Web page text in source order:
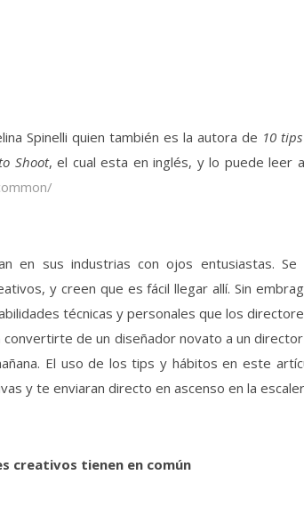
Spinelli quien también es la autora de 10
Shoot, el cual esta en inglés, y lo puede leer
en sus industrias con ojos entusiastas.
y creen que es fácil llegar allí. Sin
técnicas y personales que los
de un diseñador novato a un
El uso de los tips y hábitos en este
y te enviaran directo en ascenso en la
creativos tienen en común